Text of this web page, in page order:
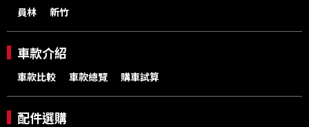
員林
新竹
車款介紹
車款比較 車款總覽 購車試算
配件選購